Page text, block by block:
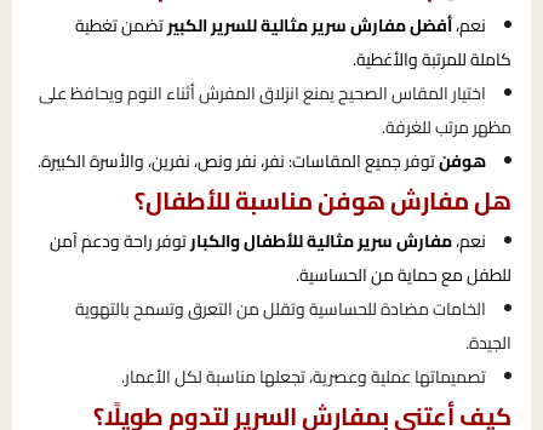
نعم،أفضل مفارش سرير مثالية للسرير الكبيرتضمن تغطية
كاملة للمرتبة والأغطية.
اختيار المقاس الصحيح يمنع انزلاق المفرش أثناء النوم ويحافظ على
مظهر مرتب للغرفة.
هوفنتوفر جميع المقاسات: نفر، نفر ونص، نفرين، والأسرة الكبيرة.
هل مفارش هوفن مناسبة للأطفال؟
نعم،مفارش سرير مثالية للأطفال والكبارتوفر راحة ودعم آمن
للطفل مع حماية من الحساسية.
الخامات مضادة للحساسية وتقلل من التعرق وتسمح بالتهوية
الجيدة.
تصميماتها عملية وعصرية، تجعلها مناسبة لكل الأعمار.
كيف أعتني بمفارش السرير لتدوم طويلًا؟